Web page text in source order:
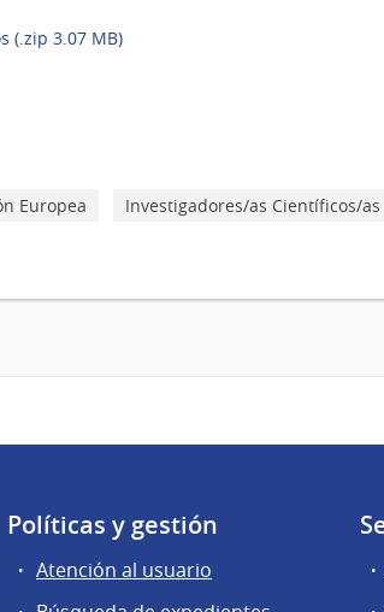
(.zip 3.07 MB)
Europea Investigadores/as Científicos/as
Políticas y gestión
Atención al usuario